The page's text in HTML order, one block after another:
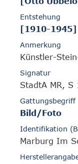
Entstehung
[1910-1945]
Anmerkung
Künstler-
Signatur
StadtA MR, S
Gattungsbegriff
Bild/Foto
Identifikation
Marburg Im